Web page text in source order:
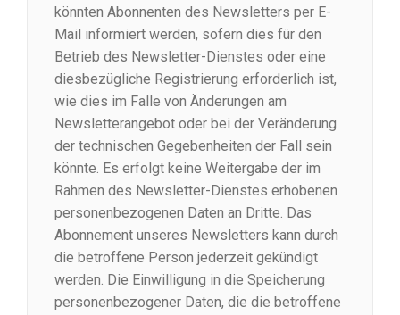
könnten Abonnenten des Newsletters per E-
Mail informiert werden, sofern dies für den
Betrieb des Newsletter-Dienstes oder eine
diesbezügliche Registrierung erforderlich ist,
wie dies im Falle von Änderungen am
Newsletterangebot oder bei der Veränderung
der technischen Gegebenheiten der Fall sein
könnte. Es erfolgt keine Weitergabe der im
Rahmen des Newsletter-Dienstes erhobenen
personenbezogenen Daten an Dritte. Das
Abonnement unseres Newsletters kann durch
die betroffene Person jederzeit gekündigt
werden. Die Einwilligung in die Speicherung
personenbezogener Daten, die die betroffene